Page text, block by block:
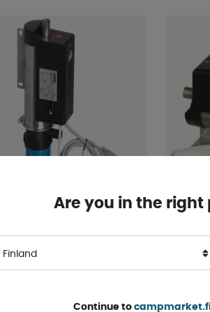
OSTA!
Ja
€ 777
Are you in the right
Finland
Continue to